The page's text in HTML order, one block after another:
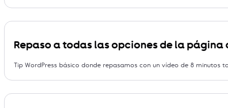
Repaso a todas las opciones de la página
Tip WordPress básico donde repasamos con un vídeo de 8 minutos